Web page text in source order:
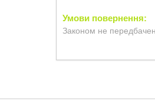
Законом не